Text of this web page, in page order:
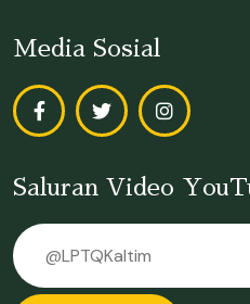
Media Sosial
Saluran Video